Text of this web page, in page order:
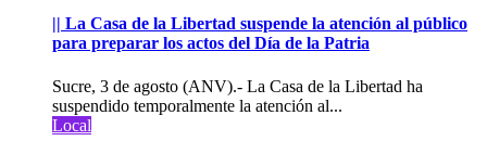
|| La Casa de la Libertad suspende la atención al público
para preparar los actos del Día de la Patria
Sucre, 3 de agosto (ANV).- La Casa de la Libertad ha
suspendido temporalmente la atención al...
Local